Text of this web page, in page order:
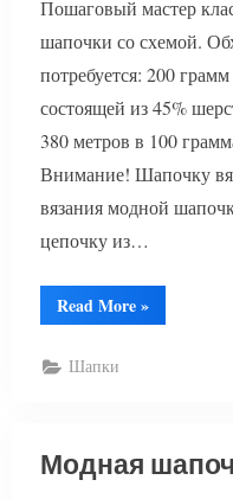
Пошаговый мастер
шапочки со схемой.
потребуется: 200
состоящей из 45%
380 метров в 100
Внимание! Шапочку
вязания модной
цепочку из…
Read More
шапка
»
Шапки
Модная